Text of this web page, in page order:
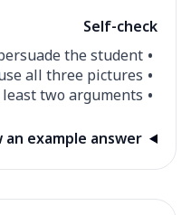
Self-check
the student?
all three pictures?
two arguments?
an example answer